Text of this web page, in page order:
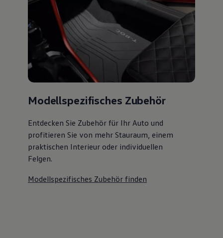
Modellspezifisches Zubehör
Entdecken Sie Zubehör für Ihr Auto und
profitieren Sie von mehr Stauraum, einem
praktischen Interieur oder individuellen
Felgen.
Modellspezifisches Zubehör finden